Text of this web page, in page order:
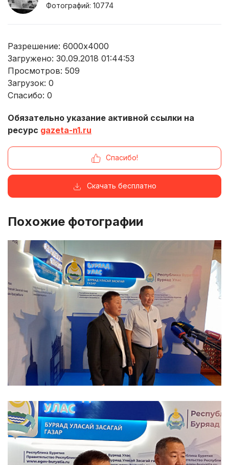
Фотографий: 10774
Разрешение: 6000x4000
Загружено: 30.09.2018 01:44:53
Просмотров: 509
Загрузок: 0
Спасибо: 0
Обязательно указание активной ссылки на
ресурс gazeta-n1.ru
Спасибо!
Скачать бесплатно
Похожие фотографии